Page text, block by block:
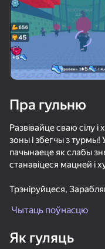
Гульня
Построй Остров!
Пра гульню
Развівайце сваю сілу
зоны і збегчы з
пачынаеце як слабы
станавіцеся мацней і
Трэніруйцеся,
ўзнагароды за іх
моцным, каб прайсці
Чытаць поўнасцю
Як гуляць